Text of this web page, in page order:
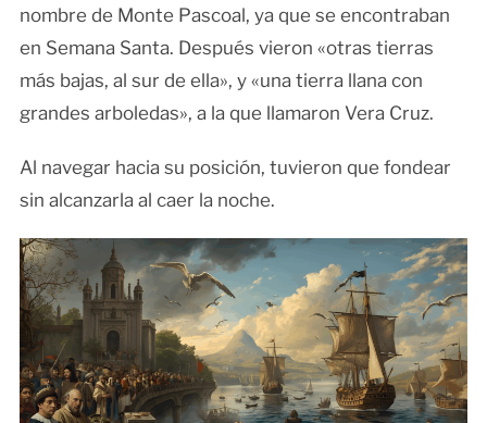
nombre de Monte Pascoal, ya que se encontraban
en Semana Santa. Después vieron «otras tierras
más bajas, al sur de ella», y «una tierra llana con
grandes arboledas», a la que llamaron Vera Cruz.
Al navegar hacia su posición, tuvieron que fondear
sin alcanzarla al caer la noche.